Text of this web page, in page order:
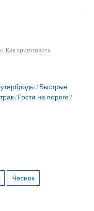
Как приготовить
/ Быстрые
/ Гости на пороге /
Чеснок